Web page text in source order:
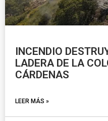
INCENDIO
LADERA DE LA
CÁRDENAS
LEER MÁS »